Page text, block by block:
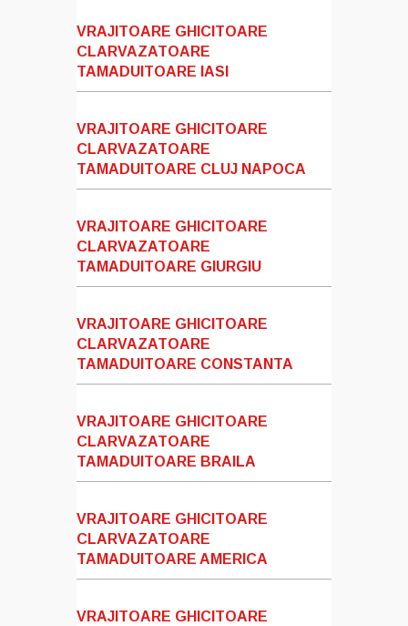
VRAJITOARE GHICITOARE
CLARVAZATOARE
TAMADUITOARE IASI
VRAJITOARE GHICITOARE
CLARVAZATOARE
TAMADUITOARE CLUJ NAPOCA
VRAJITOARE GHICITOARE
CLARVAZATOARE
TAMADUITOARE GIURGIU
VRAJITOARE GHICITOARE
CLARVAZATOARE
TAMADUITOARE CONSTANTA
VRAJITOARE GHICITOARE
CLARVAZATOARE
TAMADUITOARE BRAILA
VRAJITOARE GHICITOARE
CLARVAZATOARE
TAMADUITOARE AMERICA
VRAJITOARE GHICITOARE